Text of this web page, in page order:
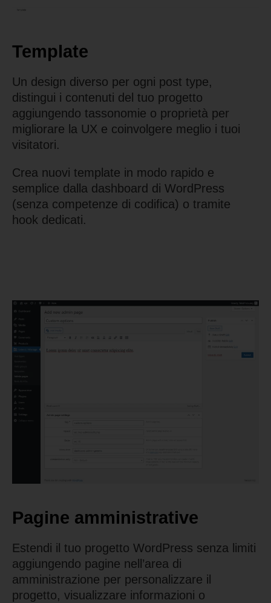
Template
Un design diverso per ogni post type,
distingui i contenuti del tuo progetto
aggiungendo tassonomie o proprietà per
migliorare la UX e coinvolgere meglio i tuoi
visitatori.
Crea nuovi template in modo rapido e
semplice dalla dashboard di WordPress
(senza competenze di codifica) o tramite
hook dedicati.
Pagine amministrative
Estendi il tuo progetto WordPress senza limiti
aggiungendo pagine nell’area di
amministrazione per personalizzare il
progetto, visualizzare informazioni o